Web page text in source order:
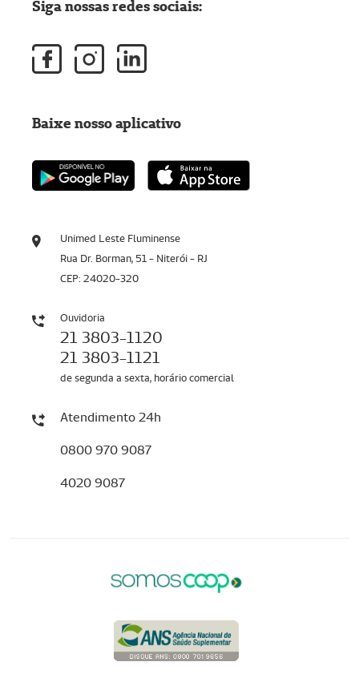
Unimed Leste Fluminense
Rua Dr. Borman, 51 - Niterói - RJ
CEP: 24020-320
Ouvidoria
21 3803-1120
21 3803-1121
de segunda a sexta, horário comercial
Atendimento 24h
0800 970 9087
4020 9087
Siga nossas redes sociais:
Baixe nosso aplicativo